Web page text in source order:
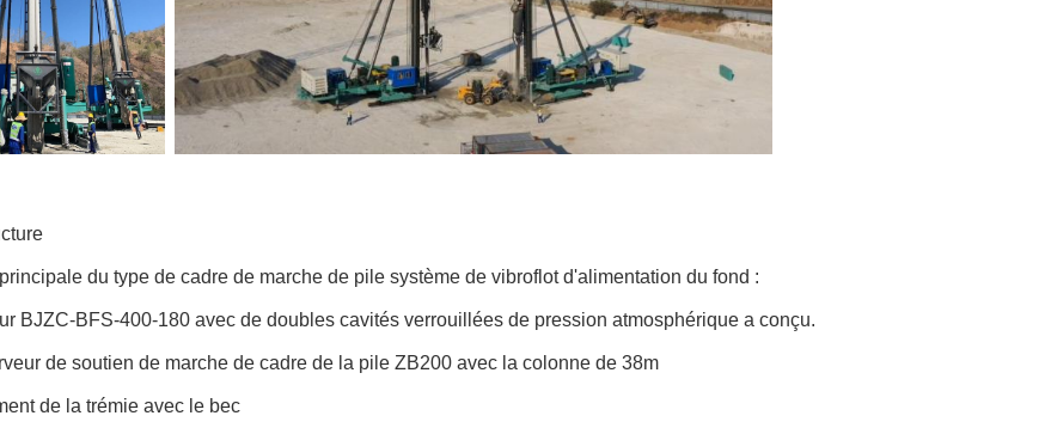
du type de cadre de marche de pile système de vibroflot d'alimentation du fond :
BJZC-BFS-400-180 avec de doubles cavités verrouillées de pression atmosphérique a conçu.
de soutien de marche de cadre de la pile ZB200 avec la colonne de 38m
de la trémie avec le bec